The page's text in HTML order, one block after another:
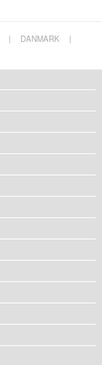
| DANMARK
|